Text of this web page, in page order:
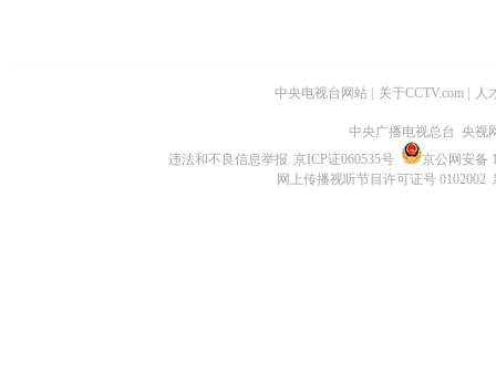
中央电视台网站 关于CCTV.com 人
中央广播电视总台 央视
违法和不良信息举报 京ICP证060535号
京公网安备
网上传播视听节目许可证号 0102002